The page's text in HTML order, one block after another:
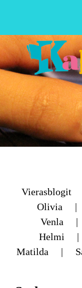
content
Vierasblogit
Olivia
Venla
Helmi
Matilda